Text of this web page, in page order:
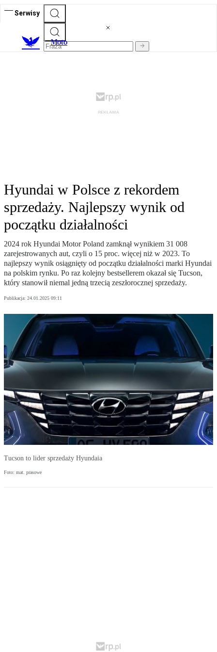
Serwisy
Moto
Hyundai w Polsce z rekordem
sprzedaży. Najlepszy wynik od
początku działalności
2024 rok Hyundai Motor Poland zamknął wynikiem 31 008
zarejestrowanych aut, czyli o 15 proc. więcej niż w 2023. To
najlepszy wynik osiągnięty od początku działalności marki Hyundai
na polskim rynku. Po raz kolejny bestsellerem okazał się Tucson,
który stanowił niemal jedną trzecią zeszłorocznej sprzedaży.
Publikacja: 24.01.2025 09:11
Tucson to lider sprzedaży Hyundaia
Foto: mat. prasowe